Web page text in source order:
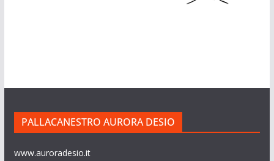
PALLACANESTRO AURORA DESIO
www.auroradesio.it